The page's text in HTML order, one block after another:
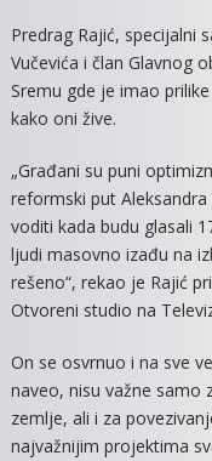
Predrag Rajić, specijalni
Vučevića i član Glavnog
Sremu gde je imao
kako oni žive.
„Građani su puni
reformski put
voditi kada budu glasali
ljudi masovno izađu na
rešeno“, rekao je Rajić
Otvoreni studio na
On se osvrnuo i na sve
naveo, nisu važne samo
zemlje, ali i za
najvažnijim projektima